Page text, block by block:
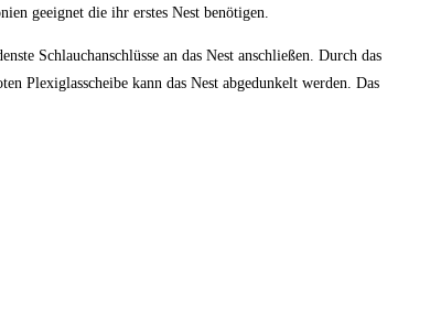
geeignet die ihr erstes Nest benötigen.
Schlauchanschlüsse an das Nest anschließen. Durch das
Plexiglasscheibe kann das Nest abgedunkelt werden. Das